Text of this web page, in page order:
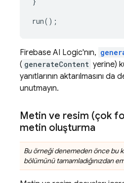
run();
Firebase AI Logic'nın,
( generateContent yerine)
yanıtlarının aktarılmasını da
unutmayın.
Metin ve resim (çok
metin oluşturma
Bu örneği denemeden önce bu
bölümünü tamamladığınızdan